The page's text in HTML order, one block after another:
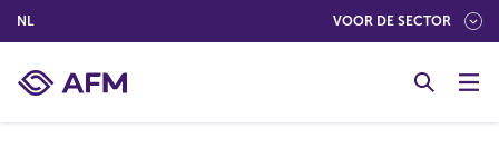
NL(NEDERLANDS (NEDERLAND)) VOOR DE SECTOR